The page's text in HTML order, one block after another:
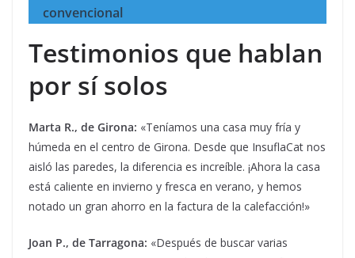
convencional
Testimonios que hablan
por sí solos
Marta R., de Girona: «Teníamos una casa muy fría y
húmeda en el centro de Girona. Desde que InsuflaCat nos
aisló las paredes, la diferencia es increíble. ¡Ahora la casa
está caliente en invierno y fresca en verano, y hemos
notado un gran ahorro en la factura de la calefacción!»
Joan P., de Tarragona: «Después de buscar varias